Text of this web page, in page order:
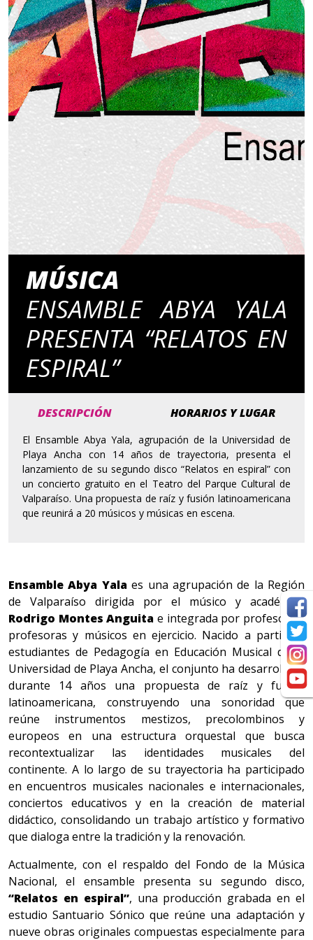
MÚSICA
ENSAMBLE ABYA YALA
PRESENTA “RELATOS EN
ESPIRAL”
DESCRIPCIÓN HORARIOS Y LUGAR
El Ensamble Abya Yala, agrupación de la Universidad de
Playa Ancha con 14 años de trayectoria, presenta el
lanzamiento de su segundo disco “Relatos en espiral” con
un concierto gratuito en el Teatro del Parque Cultural de
Valparaíso. Una propuesta de raíz y fusión latinoamericana
que reunirá a 20 músicos y músicas en escena.
Ensamble Abya Yalaes una agrupación de la Región
de Valparaíso dirigida por el músico y académico
Rodrigo Montes Anguita e integrada por profesores,
profesoras y músicos en ejercicio. Nacido a partir de
estudiantes de Pedagogía en Educación Musical de la
Universidad de Playa Ancha, el conjunto ha desarrollado
durante 14 años una propuesta de raíz y fusión
latinoamericana, construyendo una sonoridad que
reúne instrumentos mestizos, precolombinos y
europeos en una estructura orquestal que busca
recontextualizar las identidades musicales del
continente. A lo largo de su trayectoria ha participado
en encuentros musicales nacionales e internacionales,
conciertos educativos y en la creación de material
didáctico, consolidando un trabajo artístico y formativo
que dialoga entre la tradición y la renovación.
Actualmente, con el respaldo del Fondo de la Música
Nacional, el ensamble presenta su segundo disco,
“Relatos en espiral”, una producción grabada en el
estudio Santuario Sónico que reúne una adaptación y
nueve obras originales compuestas especialmente para